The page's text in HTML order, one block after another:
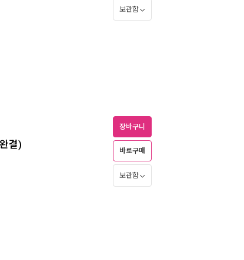
보관함
결)
장바구니
바로구매
보관함